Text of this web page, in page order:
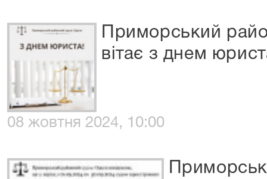
Приморський
вітає з днем
08 жовтня 2024, 10:00